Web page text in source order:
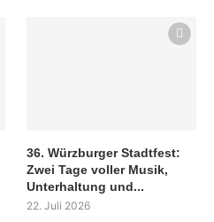
36. Würzburger Stadtfest:
Zwei Tage voller Musik,
Unterhaltung und...
22. Juli 2026